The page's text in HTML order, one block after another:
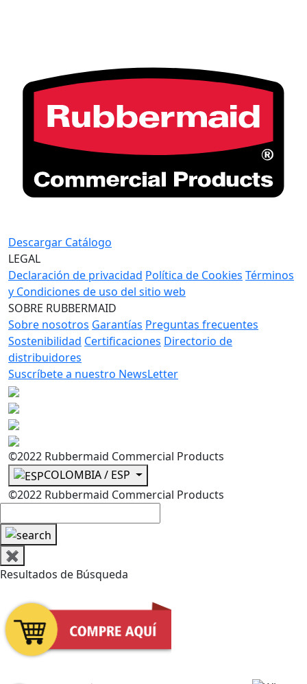
Descargar Catálogo
LEGAL
Declaración de privacidad Política de Cookies Términos
y Condiciones de uso del sitio web
SOBRE RUBBERMAID
Sobre nosotros Garantías Preguntas frecuentes
Sostenibilidad Certificaciones Directorio de
distribuidores
Suscríbete a nuestro NewsLetter
©2022 Rubbermaid Commercial Products
COLOMBIA / ESP
©2022 Rubbermaid Commercial Products
✖
Resultados de Búsqueda